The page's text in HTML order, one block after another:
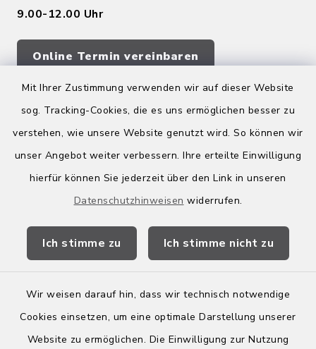
Mit Ihrer Zustimmung verwenden wir auf dieser Website
sog. Tracking-Cookies, die es uns ermöglichen besser zu
verstehen, wie unsere Website genutzt wird. So können wir
unser Angebot weiter verbessern. Ihre erteilte Einwilligung
hierfür können Sie jederzeit über den Link in unseren
Datenschutzhinweisen widerrufen.
Ich stimme zu Ich stimme nicht zu
Wir weisen darauf hin, dass wir technisch notwendige
Cookies einsetzen, um eine optimale Darstellung unserer
Website zu ermöglichen. Die Einwilligung zur Nutzung
9.00-12.00 Uhr
Online Termin vereinbaren
Quicklinks
Kreis Bergstraße
Wirtschaftsregion Bergstraße
Kontakt